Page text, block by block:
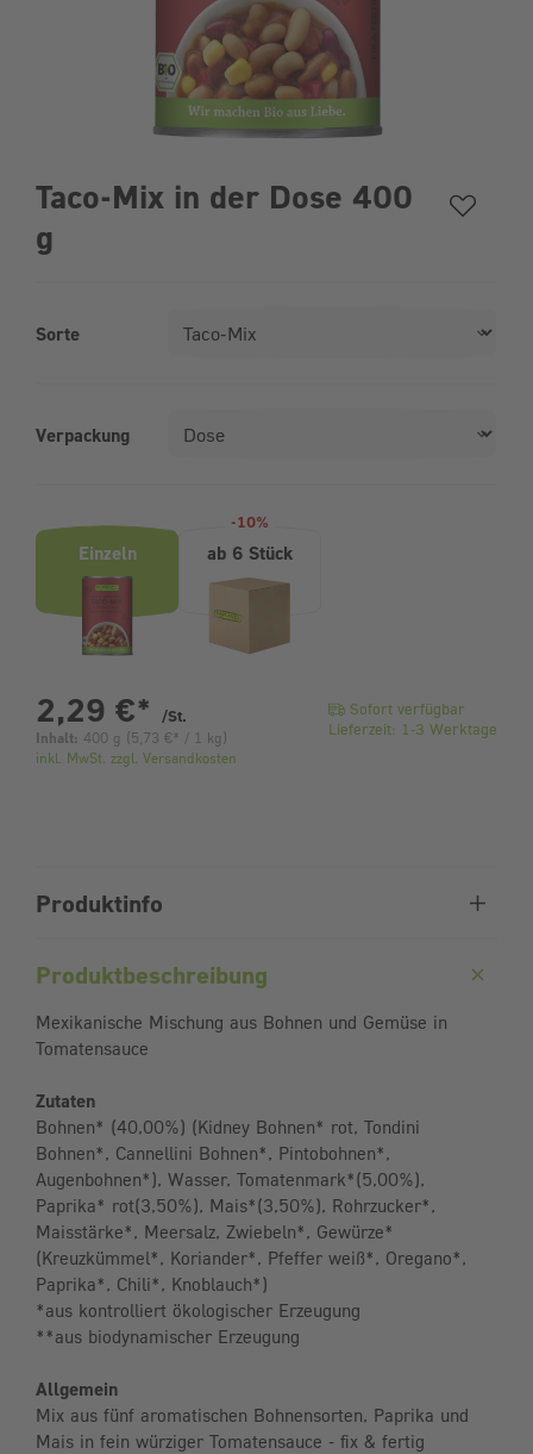
Taco-Mix in der Dose 400
g
Sorte
Verpackung
Einzeln
-10%
ab 6 Stück
2,29 €* /St.
Inhalt: 400 g ( 5,73 € * / 1 kg)
inkl. MwSt. zzgl. Versandkosten
Sofort verfügbar
Lieferzeit: 1-3 Werktage
Produktinfo
Produktbeschreibung
Mexikanische Mischung aus Bohnen und Gemüse in
Tomatensauce
Zutaten
Bohnen* (40,00%) (Kidney Bohnen* rot, Tondini
Bohnen*, Cannellini Bohnen*, Pintobohnen*,
Augenbohnen*), Wasser, Tomatenmark*(5,00%),
Paprika* rot(3,50%), Mais*(3,50%), Rohrzucker*,
Maisstärke*, Meersalz, Zwiebeln*, Gewürze*
(Kreuzkümmel*, Koriander*, Pfeffer weiß*, Oregano*,
Paprika*, Chili*, Knoblauch*)
*aus kontrolliert ökologischer Erzeugung
**aus biodynamischer Erzeugung
Allgemein
Mix aus fünf aromatischen Bohnensorten, Paprika und
Mais in fein würziger Tomatensauce - fix & fertig